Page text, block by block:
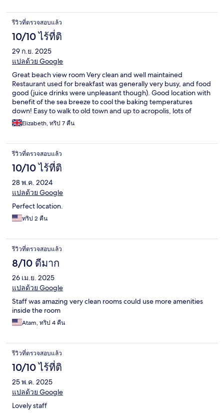
รีวิวที่ตรวจสอบแล้ว
10/10 ไร้ที่ติ
29 ก.ย. 2025
แปลด้วย Google
Great beach view room Very clean and well maintained
Restaurant used for breakfast was generally very busy, and food
good (juice drinks were unpleasant though). Good location with
benefit of the sea breeze to cool the baking temperatures
down! Easy to walk to old town and up to acropolis, lots of
restaurants close by and lots of small shops for food/drinks etc
Elizabeth, ทริป 7 คืน
รีวิวที่ตรวจสอบแล้ว
10/10 ไร้ที่ติ
28 พ.ค. 2024
แปลด้วย Google
Perfect location.
ทริป 2 คืน
รีวิวที่ตรวจสอบแล้ว
8/10 ดีมาก
26 เม.ย. 2025
แปลด้วย Google
Staff was amazing very clean rooms could use more amenities
inside the room
Atam, ทริป 4 คืน
รีวิวที่ตรวจสอบแล้ว
10/10 ไร้ที่ติ
25 พ.ค. 2025
แปลด้วย Google
Lovely staff